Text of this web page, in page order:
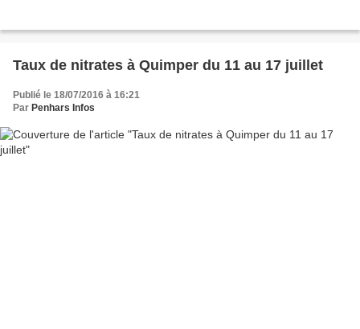
Taux de nitrates à Quimper du 11 au 17 juillet
Publié le 18/07/2016 à 16:21
Par Penhars Infos